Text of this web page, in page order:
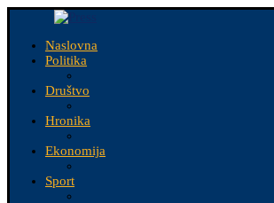
Naslovna
Politika
Društvo
Hronika
Ekonomija
Sport